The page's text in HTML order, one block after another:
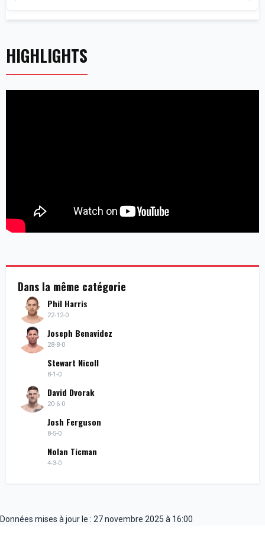
HIGHLIGHTS
Dans la même catégorie
Phil Harris
22-12-0
Joseph Benavidez
28-8-0
Stewart Nicoll
8-1-0
David Dvorak
20-6-0
Josh Ferguson
8-5-0
Nolan Ticman
4-3-0
Données mises à jour le : 27 novembre 2025 à 16:00